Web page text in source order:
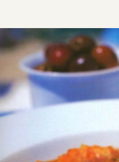
ΣΥΝΤΑΓΕΣ ΑΛΜΥΡΑ ΨΑΡΙΑ
Σαβόρο
Σαβόρο, όπως τα
παραδοσιακή συνταγή
ψυγείο. Σαβόρο
αλλά και του Ιονίου